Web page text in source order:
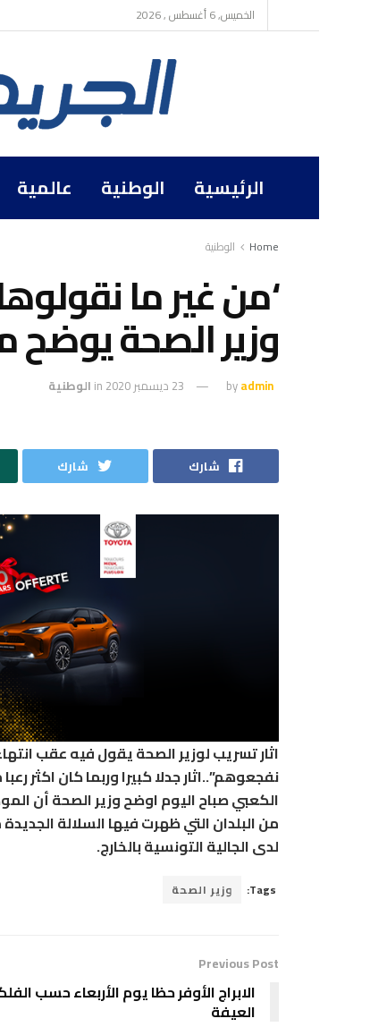
الخميس, 6 أغسطس , 2026
الرئيسية الوطنية عالمية
Home الوطنية
‘من غير ما
وزير الصحة
byadmin 23 ديسمبر 2020 in الوطنية
شارك شارك
اثار تسريب لوزير الصحة يقول فيه عقب
نفجعوهم”..اثار جدلا كبيرا وربما كان اكثر
الكعبي صباح اليوم اوضح وزير الصحة أن
من البلدان التي ظهرت فيها السلالة
لدى الجالية التونسية بالخارج.
Tags: وزير الصحة
Previous Post
الابراج الأوفر حظا يوم الأربعاء حسب
العيفة